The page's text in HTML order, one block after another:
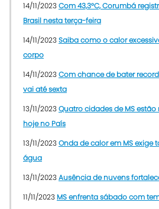
14/11/2023Com 43,3°C, Corumbá
Brasil nesta terça-feira
14/11/2023Saiba como o calor
corpo
14/11/2023Com chance de bater
vai até sexta
13/11/2023Quatro cidades de MS
hoje no País
13/11/2023Onda de calor em MS
água
13/11/2023Ausência de nuvens
11/11/2023 MS enfrenta sábado com